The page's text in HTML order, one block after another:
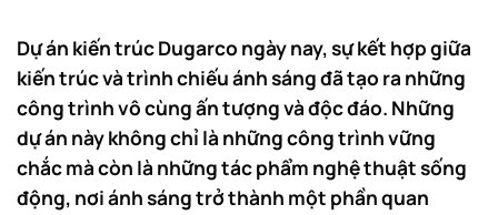
Dự án kiến trúc Dugarco ngày nay, sự kết hợp giữa
kiến trúc và trình chiếu ánh sáng đã tạo ra những
công trình vô cùng ấn tượng và độc đáo. Những
dự án này không chỉ là những công trình vững
chắc mà còn là những tác phẩm nghệ thuật sống
động, nơi ánh sáng trở thành một phần quan